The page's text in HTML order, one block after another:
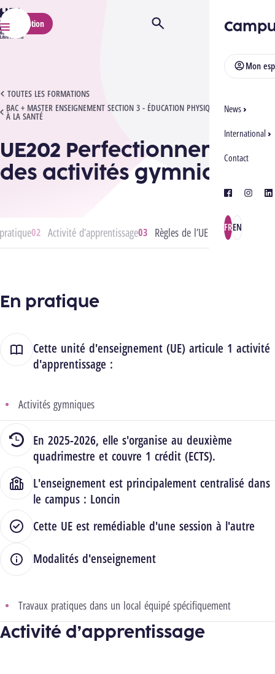
HELMo
Menu
Mon
News
International
Contact
facebook
FREN
Inscription Ouvrir/Fermer la recherche
TOUTES LES FORMATIONS
BAC + MASTER ENSEIGNEMENT SECTION 3 - ÉDUCATION PHYSIQUE ET ÉDUCATION
À LA SANTÉ
UE202 PERFECTIONNEMENT DES ACTIVITÉS GYMNIQUES
UE202 Perfectionnement
des activités gymniques
Activité d’apprentissage Règles de l’UE
En pratique
Cette unité d'enseignement (UE) articule 1 activité
d'apprentissage :
Activités gymniques
En 2025-2026, elle s'organise au deuxième
quadrimestre et couvre 1 crédit (ECTS).
L'enseignement est principalement centralisé dans
le campus : Loncin
Cette UE est remédiable d'une session à l'autre
Modalités d'enseignement
Travaux pratiques dans un local équipé spécifiquement
Activité d’apprentissage